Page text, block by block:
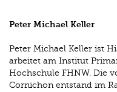
Peter Michael Keller
Peter Michael Keller ist
arbeitet am Institut
Hochschule FHNW. Die
Cornichon entstand im